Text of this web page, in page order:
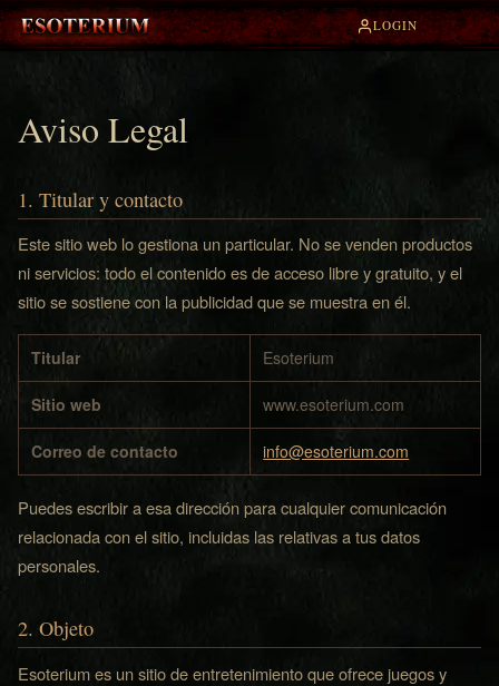
LOGIN
Aviso Legal
1. Titular y contacto
Este sitio web lo gestiona un particular. No se venden productos
ni servicios: todo el contenido es de acceso libre y gratuito, y el
sitio se sostiene con la publicidad que se muestra en él.
Titular Esoterium
Sitio web www.esoterium.com
Correo de contacto info@esoterium.com
Puedes escribir a esa dirección para cualquier comunicación
relacionada con el sitio, incluidas las relativas a tus datos
personales.
2. Objeto
Esoterium es un sitio de entretenimiento que ofrece juegos y